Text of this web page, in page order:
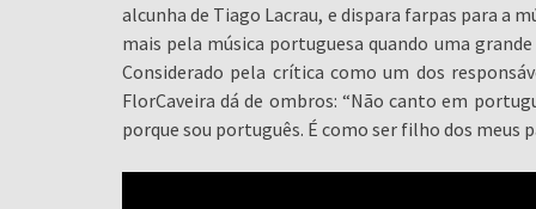
alcunha de Tiago Lacrau, e dispara farpas para a
mais pela música portuguesa quando uma
Considerado pela crítica como um dos
FlorCaveira dá de ombros: “Não canto em
porque sou português. É como ser filho dos meus